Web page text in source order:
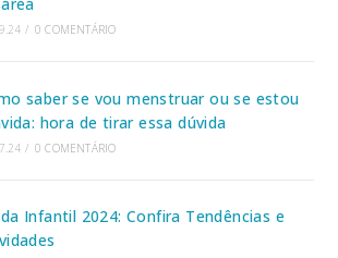
/ 0 COMENTÁRIO
saber se vou menstruar ou se estou
hora de tirar essa dúvida
/ 0 COMENTÁRIO
Infantil 2024: Confira Tendências e